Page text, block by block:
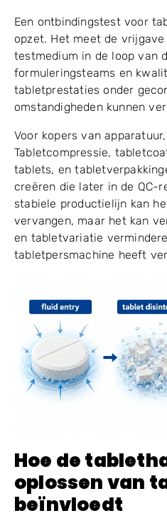
Een ontbindingstest voor
opzet. Het meet de
testmedium in de loop van
formuleringsteams en
tabletprestaties onder
omstandigheden kunnen
Voor kopers van
Tabletcompressie,
tablets, en
creëren die later in de QC-
stabiele productielijn kan
vervangen, maar het kan
en tabletvariatie
tabletpersmachine heeft
Hoe de
oplossen van
beïnvloedt